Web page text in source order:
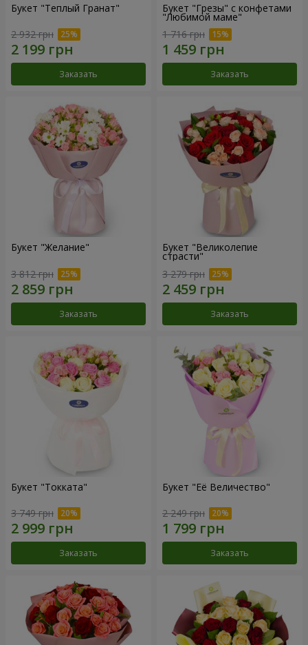
Букет "Теплый Гранат"
2 932 грн
Заказать
Букет "Грезы" с конфетами
"Любимой маме"
1 716 грн
Заказать
Букет "Желание"
3 812 грн
Заказать
Букет "Великолепие
страсти"
3 279 грн
Заказать
Букет "Токката"
3 749 грн
Заказать
Букет "Её Величество"
2 249 грн
Заказать